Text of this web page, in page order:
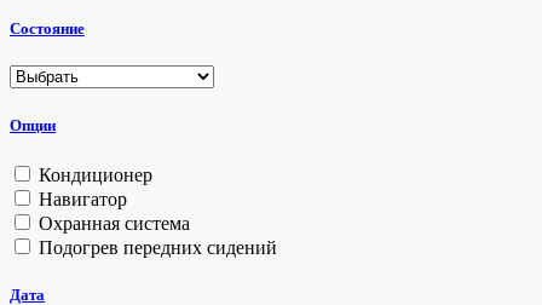
Состояние
Опции
Кондиционер
Навигатор
Охранная система
Подогрев передних сидений
Дата